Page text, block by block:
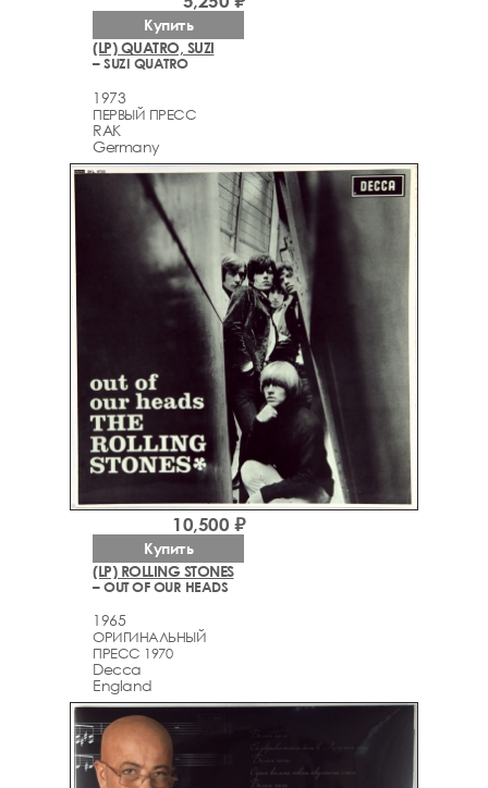
(LP) QUATRO, SUZI
– SUZI QUATRO
1973
ПЕРВЫЙ ПРЕСС
RAK
Germany
Купить
(LP) ROLLING STONES
– OUT OF OUR HEADS
1965
ОРИГИНАЛЬНЫЙ
ПРЕСС 1970
Decca
England
10,500 ₽
Купить